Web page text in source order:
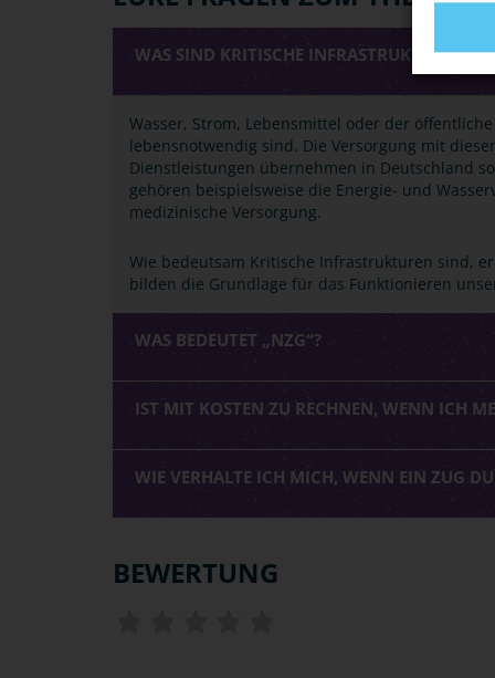
WAS SIND KRITISCHE INFRASTRUKTUREN?
Wasser, Strom, Lebensmittel oder der
lebensnotwendig sind. Die Versorgung mit
Dienstleistungen übernehmen in Deutschland
gehören beispielsweise die Energie- und
medizinische Versorgung.
Wie bedeutsam Kritische Infrastrukturen sind,
bilden die Grundlage für das Funktionieren
WAS BEDEUTET „NZG“?
IST MIT KOSTEN ZU RECHNEN, WENN ICH
WIE VERHALTE ICH MICH, WENN EIN ZUG
BEWERTUNG